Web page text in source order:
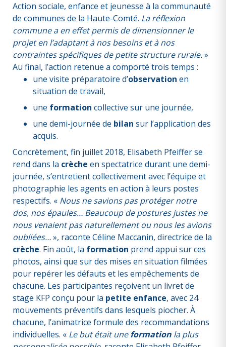
Action sociale, enfance et jeunesse à la communauté
de communes de la Haute-Comté. La réflexion
commune a en effet permis de dimensionner le
projet en l’adaptant à nos besoins et à nos
contraintes spécifiques de petite structure rurale.»
Au final, l’action retenue a comporté trois temps :
une visite préparatoire d’observation en
situation de travail,
une formation collective sur une journée,
une demi-journée de bilan sur l’application des
acquis.
Concrètement, fin juillet 2018, Elisabeth Pfeiffer se
rend dans la crèche en spectatrice durant une demi-
journée, s’entretient collectivement avec l’équipe et
photographie les agents en action à leurs postes
respectifs. « Nous ne savions pas protéger notre
dos, nos épaules… Beaucoup de postures justes ne
nous venaient pas naturellement ou nous les avions
oubliées…», raconte Céline Maccanin, directrice de la
crèche. Fin août, la formation prend appui sur ces
photos, ainsi que sur des mises en situation filmées
pour repérer les défauts et les empêchements de
chacune. Les participantes reçoivent un livret de
stage KFP conçu pour la petite enfance, avec 24
mouvements préventifs dans lesquels piocher. À
chacune, l’animatrice formule des recommandations
individuelles. « Le but était uneformation la plus